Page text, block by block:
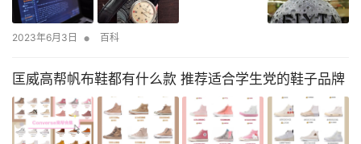
2023年6月3日 • 百科
匡威高帮帆布鞋都有什么款 推荐适合学生党的鞋子品牌